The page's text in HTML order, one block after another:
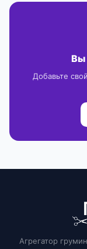
Вы
Добавьте
Агрегатор